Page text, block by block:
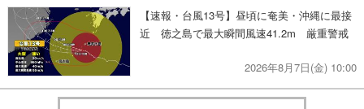
【速報・台風13号】昼頃に奄美・沖縄に最接
近 徳之島で最大瞬間風速41.2m 厳重警戒
2026年8月7日(金) 10:00